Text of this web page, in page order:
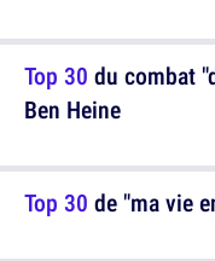
Top 30 du combat
Ben Heine
Top 30 de "ma vie